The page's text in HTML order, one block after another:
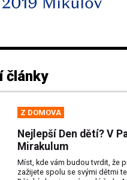
články
Z DOMOVA
Nejlepší Den dětí? V
Mirakulum
Míst, kde vám budou tvrdit, že
zažijete spolu se svými dětmi